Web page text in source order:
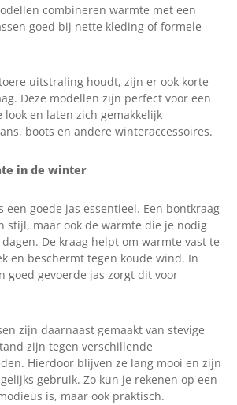
combineren warmte met een
goed bij nette kleding of formele
uitstraling houdt, zijn er ook korte
Deze modellen zijn perfect voor een
en laten zich gemakkelijk
boots en andere winteraccessoires.
in de winter
een goede jas essentieel. Een bontkraag
stijl, maar ook de warmte die je nodig
De kraag helpt om warmte vast te
en beschermt tegen koude wind. In
goed gevoerde jas zorgt dit voor
zijn daarnaast gemaakt van stevige
zijn tegen verschillende
Hierdoor blijven ze lang mooi en zijn
gebruik. Zo kun je rekenen op een
is, maar ook praktisch.